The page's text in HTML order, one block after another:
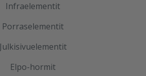
Infraelementit
Porraselementit
Julkisivuelementit
Elpo-hormit